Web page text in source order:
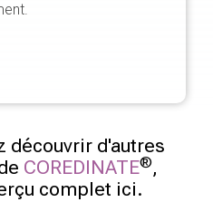
découvrir d'autres
COREDINATE®,
complet ici.